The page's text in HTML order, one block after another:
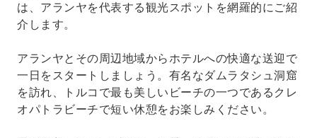
は、アランヤを代表する観光スポットを網羅的にご紹
介します。
アランヤとその周辺地域からホテルへの快適な送迎で
一日をスタートしましょう。有名なダムラタシュ洞窟
を訪れ、トルコで最も美しいビーチの一つであるクレ
オパトラビーチで短い休憩をお楽しみください。